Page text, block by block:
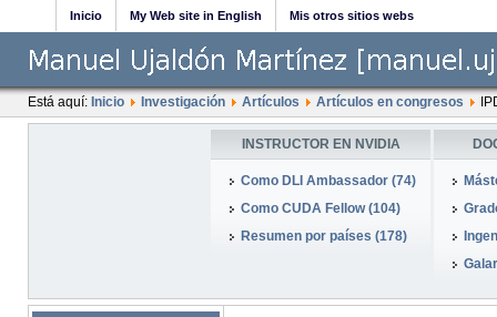
Inicio My Web site in English Mis otros sitios webs
Está aquí: Inicio Investigación Artículos Artículos en congresos
INSTRUCTOR EN NVIDIA
Como DLI Ambassador (74)
Como CUDA Fellow (104)
Resumen por países (178)